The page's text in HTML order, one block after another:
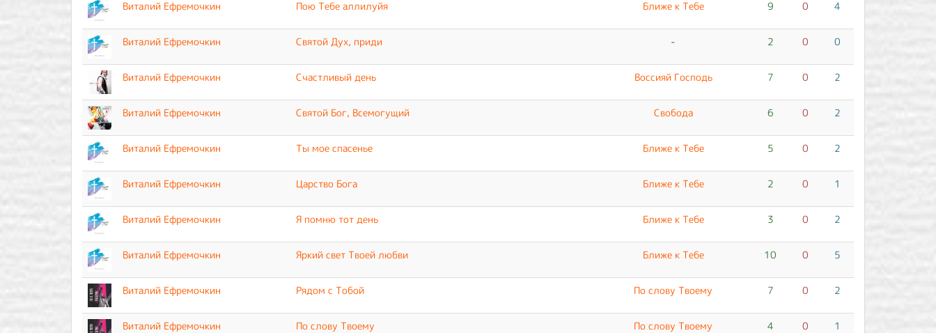
Виталий Ефремочкин Пою Тебе аллилуйя Ближе к Тебе 9 0 4
Виталий Ефремочкин Святой Дух, приди - 2 0 0
Виталий Ефремочкин Счастливый день Воссияй Господь 7 0 2
Виталий Ефремочкин Святой Бог, Всемогущий Свобода 6 0 2
Виталий Ефремочкин Ты мое спасенье Ближе к Тебе 5 0 2
Виталий Ефремочкин Царство Бога Ближе к Тебе 2 0 1
Виталий Ефремочкин Я помню тот день Ближе к Тебе 3 0 2
Виталий Ефремочкин Яркий свет Твоей любви Ближе к Тебе 10 0 5
Виталий Ефремочкин Рядом с Тобой По слову Твоему 7 0 2
Виталий Ефремочкин По слову Твоему По слову Твоему 4 0 1